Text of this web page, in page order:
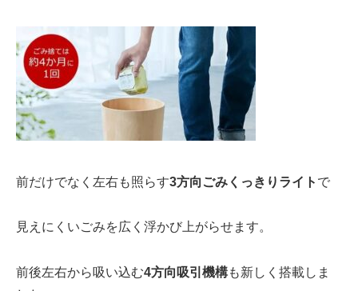
前だけでなく左右も照らす3方向ごみくっきりライト で
見えにくいごみを広く浮かび上がらせます。
前後左右から吸い込む4方向吸引機構も新しく搭載しま